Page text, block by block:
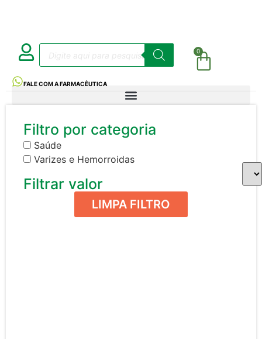
0
FALE COM A FARMACÊUTICA
Filtro por categoria
Saúde
Varizes e Hemorroidas
Filtrar valor
LIMPA FILTRO